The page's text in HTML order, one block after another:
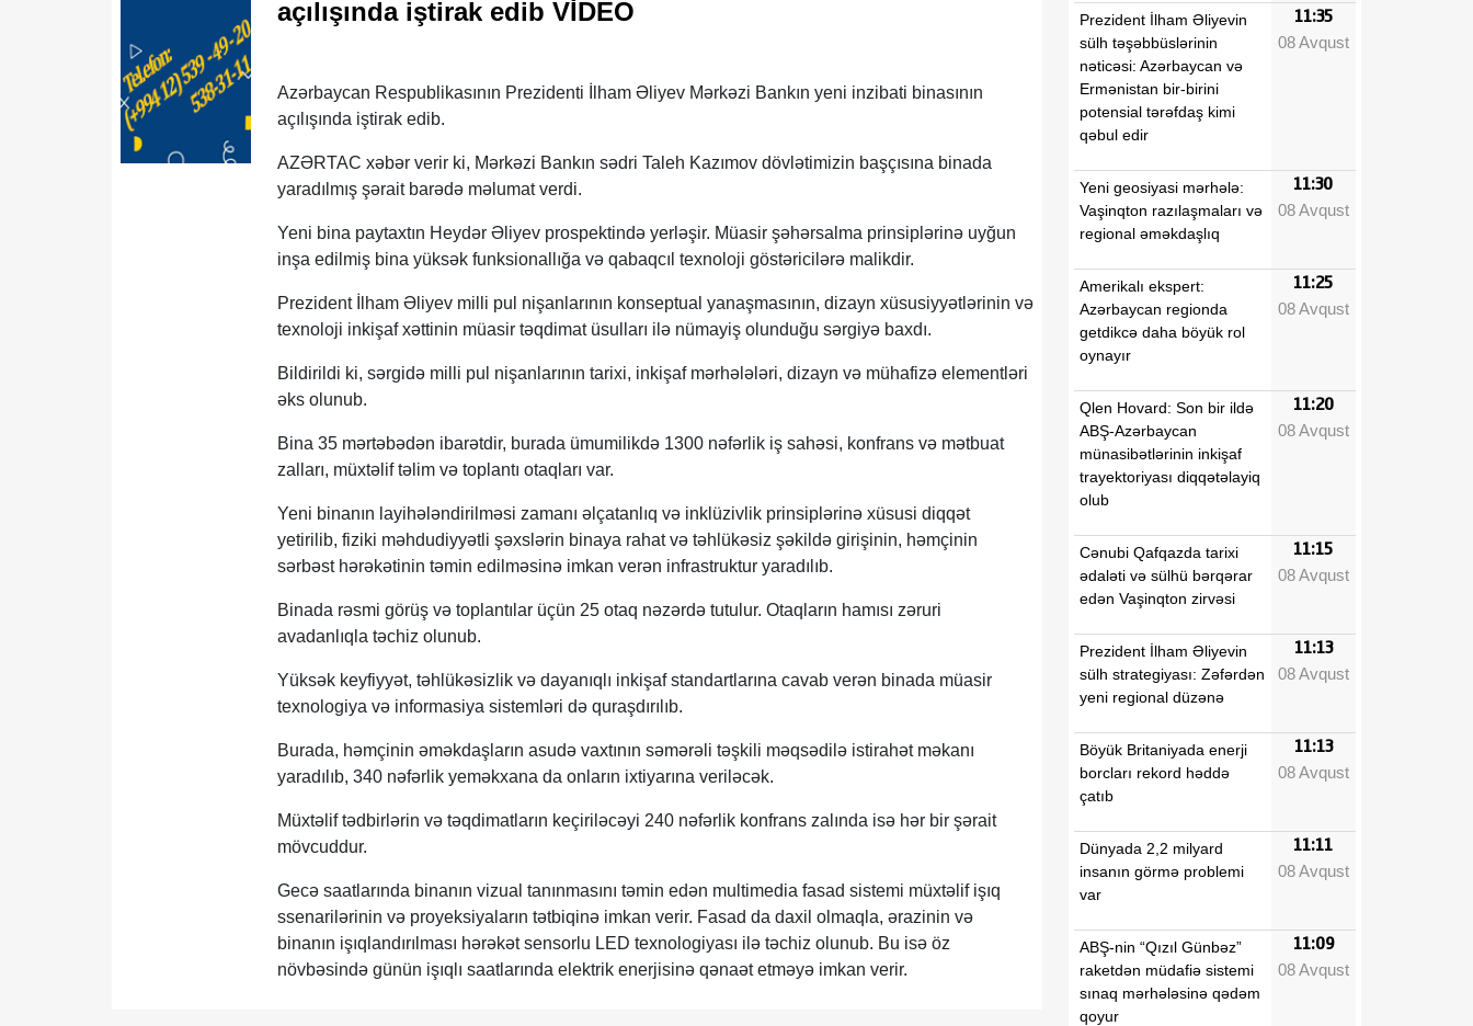
açılışında iştirak edib VİDEO
Azərbaycan Respublikasının Prezidenti İlham Əliyev Mərkəzi Bankın yeni inzibati binasının
açılışında iştirak edib.
AZƏRTAC xəbər verir ki, Mərkəzi Bankın sədri Taleh Kazımov dövlətimizin başçısına binada
yaradılmış şərait barədə məlumat verdi.
Yeni bina paytaxtın Heydər Əliyev prospektində yerləşir. Müasir şəhərsalma prinsiplərinə uyğun
inşa edilmiş bina yüksək funksionallığa və qabaqcıl texnoloji göstəricilərə malikdir.
Prezident İlham Əliyev milli pul nişanlarının konseptual yanaşmasının, dizayn xüsusiyyətlərinin və
texnoloji inkişaf xəttinin müasir təqdimat üsulları ilə nümayiş olunduğu sərgiyə baxdı.
Bildirildi ki, sərgidə milli pul nişanlarının tarixi, inkişaf mərhələləri, dizayn və mühafizə elementləri
əks olunub.
Bina 35 mərtəbədən ibarətdir, burada ümumilikdə 1300 nəfərlik iş sahəsi, konfrans və mətbuat
zalları, müxtəlif təlim və toplantı otaqları var.
Yeni binanın layihələndirilməsi zamanı əlçatanlıq və inklüzivlik prinsiplərinə xüsusi diqqət
yetirilib, fiziki məhdudiyyətli şəxslərin binaya rahat və təhlükəsiz şəkildə girişinin, həmçinin
sərbəst hərəkətinin təmin edilməsinə imkan verən infrastruktur yaradılıb.
Binada rəsmi görüş və toplantılar üçün 25 otaq nəzərdə tutulur. Otaqların hamısı zəruri
avadanlıqla təchiz olunub.
Yüksək keyfiyyət, təhlükəsizlik və dayanıqlı inkişaf standartlarına cavab verən binada müasir
texnologiya və informasiya sistemləri də quraşdırılıb.
Burada, həmçinin əməkdaşların asudə vaxtının səmərəli təşkili məqsədilə istirahət məkanı
yaradılıb, 340 nəfərlik yeməkxana da onların ixtiyarına veriləcək.
Müxtəlif tədbirlərin və təqdimatların keçiriləcəyi 240 nəfərlik konfrans zalında isə hər bir şərait
mövcuddur.
Gecə saatlarında binanın vizual tanınmasını təmin edən multimedia fasad sistemi müxtəlif işıq
ssenarilərinin və proyeksiyaların tətbiqinə imkan verir. Fasad da daxil olmaqla, ərazinin və
binanın işıqlandırılması hərəkət sensorlu LED texnologiyası ilə təchiz olunub. Bu isə öz
növbəsində günün işıqlı saatlarında elektrik enerjisinə qənaət etməyə imkan verir.
Prezident İlham Əliyevin
sülh təşəbbüslərinin
nəticəsi: Azərbaycan və
Ermənistan bir-birini
potensial tərəfdaş kimi
qəbul edir
11:35
08 Avqust
Yeni geosiyasi mərhələ:
Vaşinqton razılaşmaları və
regional əməkdaşlıq
11:30
08 Avqust
Amerikalı ekspert:
Azərbaycan regionda
getdikcə daha böyük rol
oynayır
11:25
08 Avqust
Qlen Hovard: Son bir ildə
ABŞ-Azərbaycan
münasibətlərinin inkişaf
trayektoriyası diqqətəlayiq
olub
11:20
08 Avqust
Cənubi Qafqazda tarixi
ədaləti və sülhü bərqərar
edən Vaşinqton zirvəsi
11:15
08 Avqust
Prezident İlham Əliyevin
sülh strategiyası: Zəfərdən
yeni regional düzənə
11:13
08 Avqust
Böyük Britaniyada enerji
borcları rekord həddə
çatıb
11:13
08 Avqust
Dünyada 2,2 milyard
insanın görmə problemi
var
11:11
08 Avqust
ABŞ-nin “Qızıl Günbəz”
raketdən müdafiə sistemi
sınaq mərhələsinə qədəm
qoyur
11:09
08 Avqust